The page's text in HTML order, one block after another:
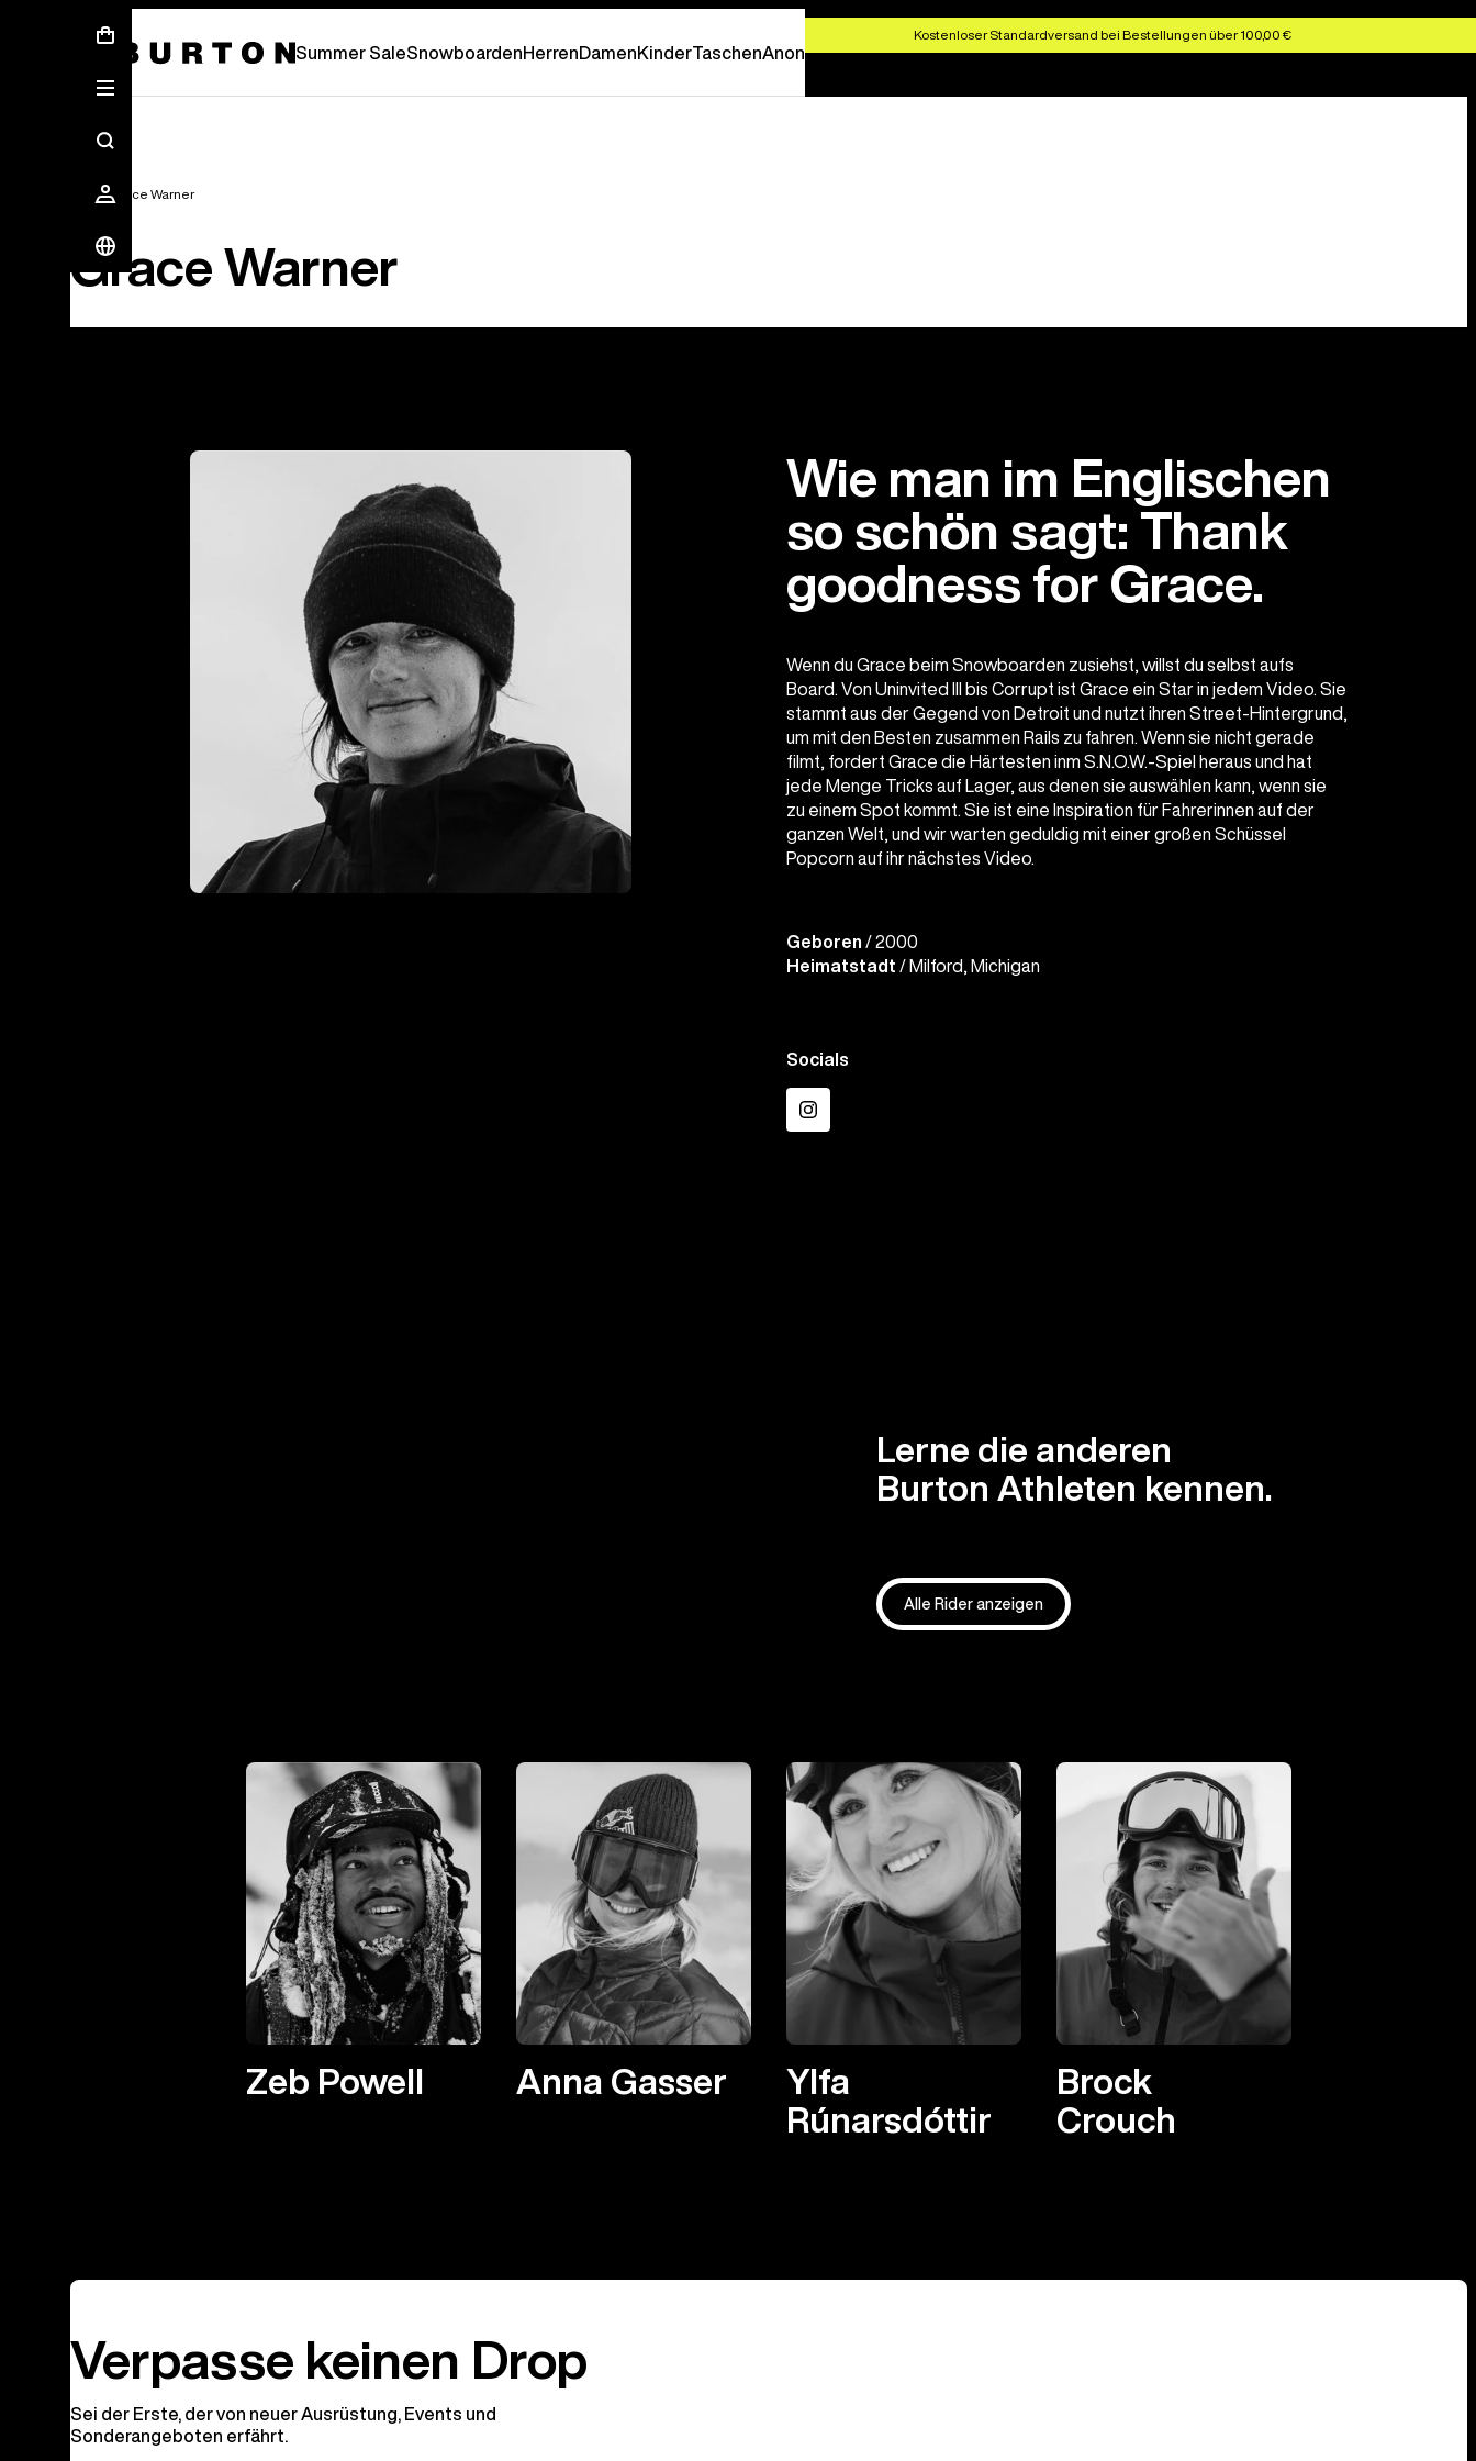
Kostenloser Standardversand bei Bestellungen über 100,00 €
Summer SaleSnowboardenHerrenDamenKinderTaschenAnon
Team Grace Warner
Grace Warner
Wie man im Englischen
so schön sagt: Thank
goodness for Grace.
Wenn du Grace beim Snowboarden zusiehst, willst du selbst aufs
Board. Von Uninvited III bis Corrupt ist Grace ein Star in jedem Video. Sie
stammt aus der Gegend von Detroit und nutzt ihren Street-Hintergrund,
um mit den Besten zusammen Rails zu fahren. Wenn sie nicht gerade
filmt, fordert Grace die Härtesten inm S.N.O.W.-Spiel heraus und hat
jede Menge Tricks auf Lager, aus denen sie auswählen kann, wenn sie
zu einem Spot kommt. Sie ist eine Inspiration für Fahrerinnen auf der
ganzen Welt, und wir warten geduldig mit einer großen Schüssel
Popcorn auf ihr nächstes Video.
Geboren / 2000
Heimatstadt / Milford, Michigan
Socials
Instagram
Lerne die anderen
Burton Athleten kennen.
Alle Rider anzeigen
Zeb Powell Anna Gasser
Ylfa
Rúnarsdóttir
Brock
Crouch
Verpasse keinen Drop
Sei der Erste, der von neuer Ausrüstung, Events und
Sonderangeboten erfährt.